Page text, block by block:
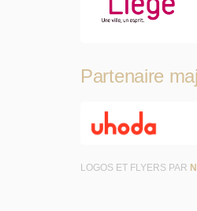
Partenaire
LOGOS ET FLYERS PAR